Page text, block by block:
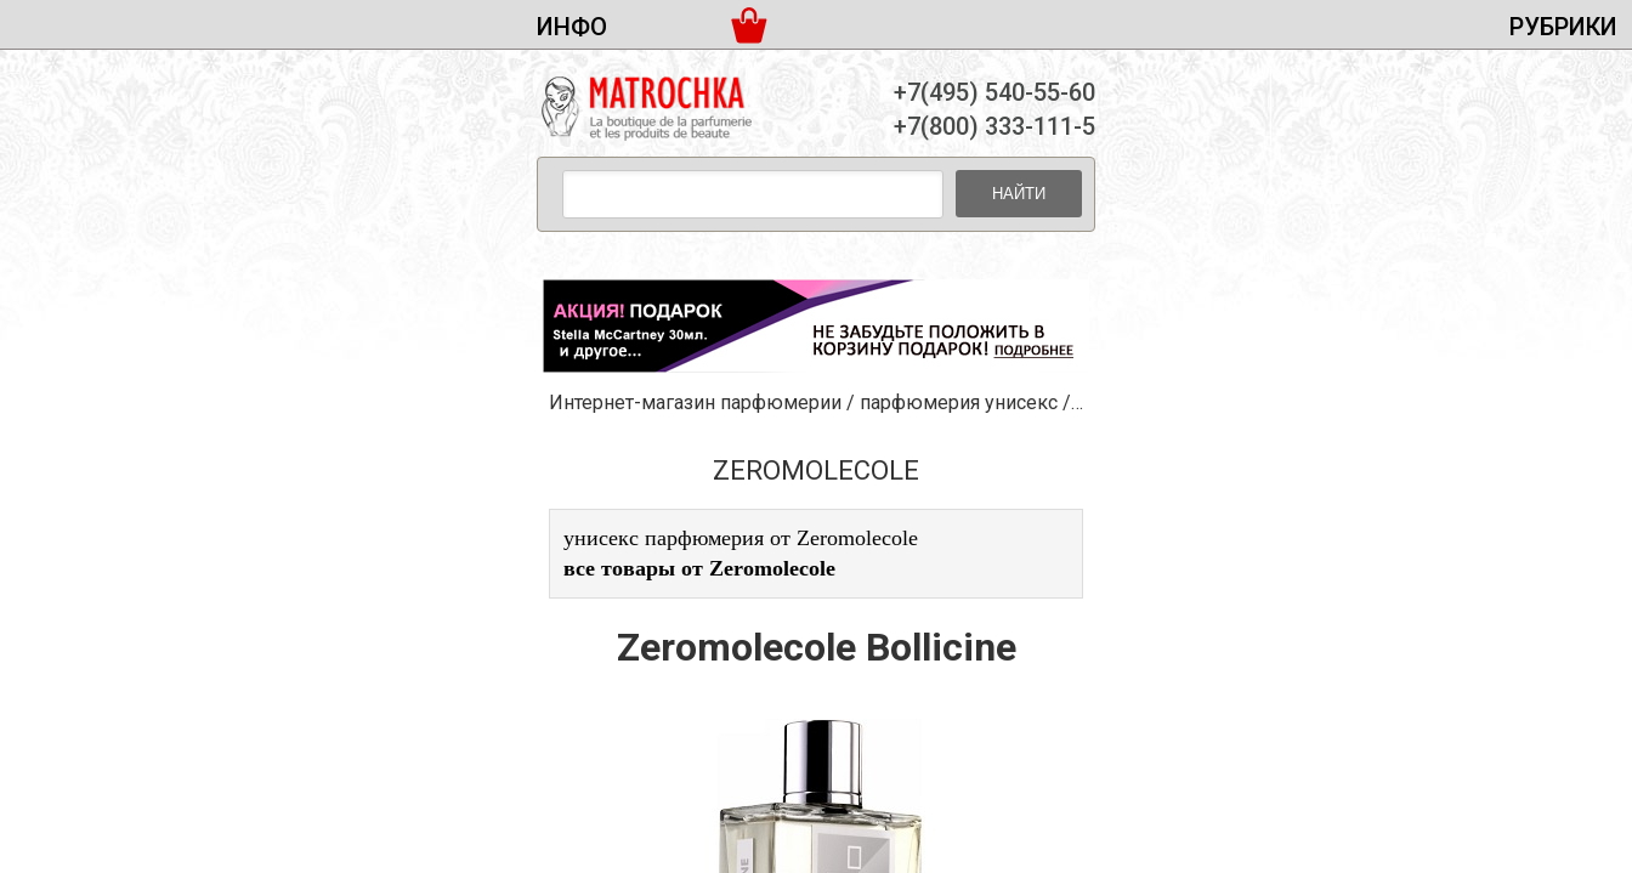
ИНФО
ДОСТАВКА И ОПЛАТА
ПАРТНЕРСТВО
КОНТАКТЫ
РУБРИКИ
ЖЕНСКАЯ ПАРФЮМЕРИЯ
МУЖСКАЯ ПАРФЮМЕРИЯ
УНИСЕКС ПАРФЮМЕРИЯ
ЖЕНСКИЕ НАБОРЫ
МУЖСКИЕ НАБОРЫ
УНИСЕКС НАБОРЫ
УХОД ЗА ЛИЦОМ
УХОД ЗА ТЕЛОМ
ДЕКОРАТИВНАЯ КОСМЕТИКА
+7(495) 540-55-60
+7(800) 333-111-5
НАЙТИ
Интернет-магазин парфюмерии / парфюмерия унисекс / Zeromolecole
ZEROMOLECOLE
унисекс парфюмерия от Zeromolecole
все товары от Zeromolecole
Zeromolecole Bollicine